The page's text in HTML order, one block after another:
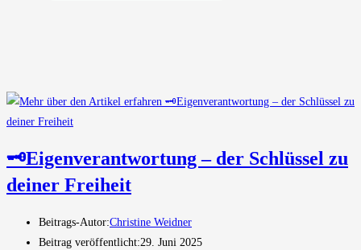
🗝️Eigenverantwortung – der Schlüssel zu
deiner Freiheit
Beitrags-Autor:Christine Weidner
Beitrag veröffentlicht:29. Juni 2025